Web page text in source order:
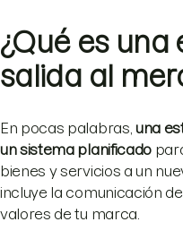
¿Qué es una
salida al
En pocas palabras, una
un sistema planificado
bienes y servicios a un
incluye la comunicación
valores de tu marca.